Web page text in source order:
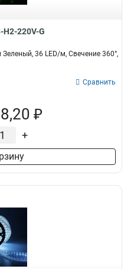
H2-220V-G
36 LED/м, Свечение 360°,
Сравнить
₽
+